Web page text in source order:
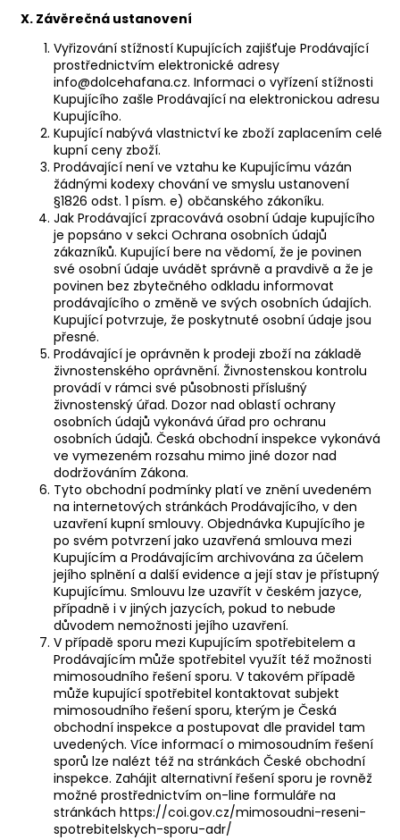
X. Závěrečná ustanovení
Vyřizování stížností Kupujících zajišťuje Prodávající
prostřednictvím elektronické adresy
info@dolcehafana.cz. Informaci o vyřízení stížnosti
Kupujícího zašle Prodávající na elektronickou adresu
Kupujícího.
Kupující nabývá vlastnictví ke zboží zaplacením celé
kupní ceny zboží.
Prodávající není ve vztahu ke Kupujícímu vázán
žádnými kodexy chování ve smyslu ustanovení
§1826 odst. 1 písm. e) občanského zákoníku.
Jak Prodávající zpracovává osobní údaje kupujícího
je popsáno v sekci Ochrana osobních údajů
zákazníků. Kupující bere na vědomí, že je povinen
své osobní údaje uvádět správně a pravdivě a že je
povinen bez zbytečného odkladu informovat
prodávajícího o změně ve svých osobních údajích.
Kupující potvrzuje, že poskytnuté osobní údaje jsou
přesné.
Prodávající je oprávněn k prodeji zboží na základě
živnostenského oprávnění. Živnostenskou kontrolu
provádí v rámci své působnosti příslušný
živnostenský úřad. Dozor nad oblastí ochrany
osobních údajů vykonává úřad pro ochranu
osobních údajů. Česká obchodní inspekce vykonává
ve vymezeném rozsahu mimo jiné dozor nad
dodržováním Zákona.
Tyto obchodní podmínky platí ve znění uvedeném
na internetových stránkách Prodávajícího, v den
uzavření kupní smlouvy. Objednávka Kupujícího je
po svém potvrzení jako uzavřená smlouva mezi
Kupujícím a Prodávajícím archivována za účelem
jejího splnění a další evidence a její stav je přístupný
Kupujícímu. Smlouvu lze uzavřít v českém jazyce,
případně i v jiných jazycích, pokud to nebude
důvodem nemožnosti jejího uzavření.
V případě sporu mezi Kupujícím spotřebitelem a
Prodávajícím může spotřebitel využít též možnosti
mimosoudního řešení sporu. V takovém případě
může kupující spotřebitel kontaktovat subjekt
mimosoudního řešení sporu, kterým je Česká
obchodní inspekce a postupovat dle pravidel tam
uvedených. Více informací o mimosoudním řešení
sporů lze nalézt též na stránkách České obchodní
inspekce. Zahájit alternativní řešení sporu je rovněž
možné prostřednictvím on-line formuláře na
stránkách https://coi.gov.cz/mimosoudni-reseni-
spotrebitelskych-sporu-adr/